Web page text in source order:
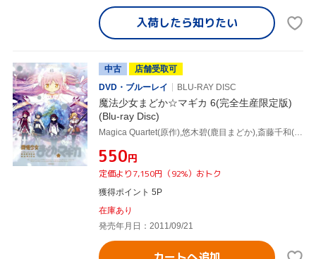
入荷したら知りたい
中古
店舗受取可
DVD・ブルーレイ
BLU-RAY DISC
魔法少女まどか☆マギカ 6(完全生産限定版)
(Blu-ray Disc)
Magica Quartet(原作),悠木碧(鹿目まどか),斎藤千和(暁美ほむら),水橋かおり(巴マミ),岸田隆宏(キャラクターデザイン),梶浦由記(音楽)
¥550円
定価より7,150円（92%）おトク
獲得ポイント 5P
在庫あり
発売年月日：2011/09/21